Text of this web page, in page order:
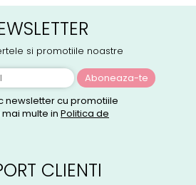
si promotiile noastre
newsletter cu promotiile
multe in Politica de
CLIENTI